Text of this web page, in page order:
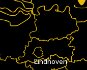
Eindhoven